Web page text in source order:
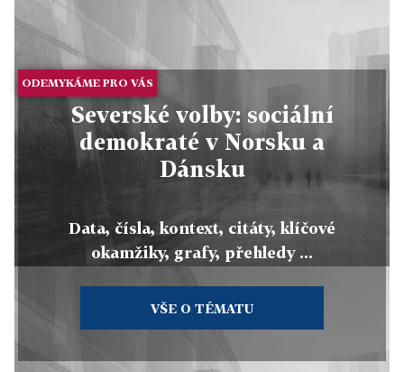
ODEMYKÁME PRO VÁS
Severské volby: sociální
demokraté v Norsku a
Dánsku
Data, čísla, kontext, citáty, klíčové
okamžiky, grafy, přehledy ...
VŠE O TÉMATU